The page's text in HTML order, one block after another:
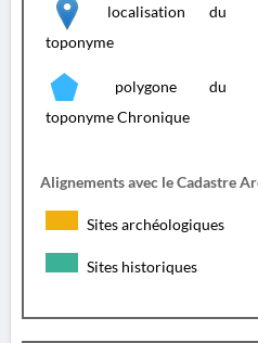
localisation du
toponyme
polygone du
toponyme Chronique
Alignements avec le Cadastre
Sites archéologiques
Sites historiques